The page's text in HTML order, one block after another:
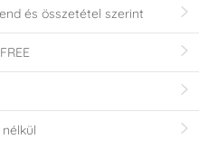
és összetétel szerint